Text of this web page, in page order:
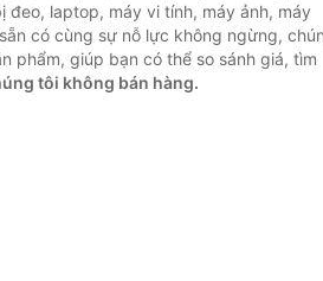
đeo, laptop, máy vi tính, máy ảnh, máy
có cùng sự nỗ lực không ngừng,
phẩm, giúp bạn có thể so sánh giá, tìm
tôi không bán hàng.